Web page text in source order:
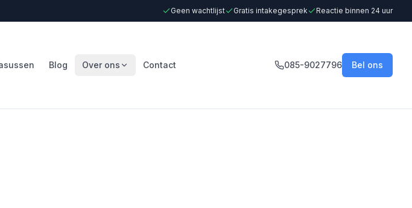
Geen wachtlijst Gratis intakegesprek Reactie binnen 24 uur
Blog Over ons Contact 085-9027796 Bel ons